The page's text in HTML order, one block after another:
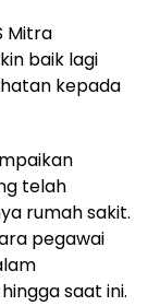
Mitra
baik lagi
kepada
telah
rumah sakit.
pegawai
saat ini.